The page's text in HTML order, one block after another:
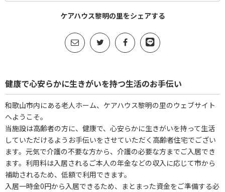
ケアハウス黎明の里をシェアする
健康で心安らかに生きがいを持つ生活のお手伝い
和歌山市内にある老人ホーム、ケアハウス黎明の里のウェブサイト
へようこそ。
当施設は高齢者の方に、健康で、心安らかに生きがいを持って生活
していただけるようお手伝いをさせていただく高齢者住宅でござい
ます。元気で介護の不要な方から、介護の必要な方までご入居でき
ます。利用料は入居されるご本人の年金などの収入に応じて市から
補助されるため、低額で利用できます。
入居一時金0円から入居できるため、まとまった資金をご準備する必